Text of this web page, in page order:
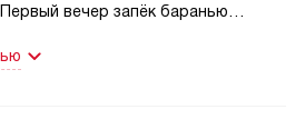
вечер запёк баранью
настройка по системе дала